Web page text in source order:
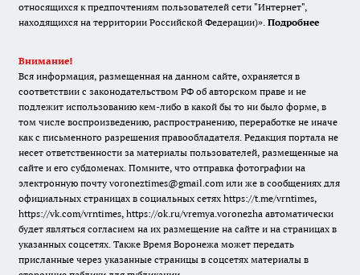
относящихся к предпочтениям пользователей сети "Интернет",
находящихся на территории Российской Федерации)». Подробнее
Внимание!
Вся информация, размещенная на данном сайте, охраняется в
соответствии с законодательством РФ об авторском праве и не
подлежит использованию кем-либо в какой бы то ни было форме, в
том числе воспроизведению, распространению, переработке не иначе
как с письменного разрешения правообладателя. Редакция портала не
несет ответственности за материалы пользователей, размещенные на
сайте и его субдоменах. Помните, что отправка фотографии на
электронную почту voroneztimes@gmail.com или же в сообщениях для
официальных страницах в социальных сетях https://t.me/vrntimes,
https://vk.com/vrntimes, https://ok.ru/vremya.voronezha автоматически
будет являться согласием на их размещение на сайте и на страницах в
указанных соцсетях. Также Время Воронежа может передать
присланные через указанные страницы в соцсетях материалы в